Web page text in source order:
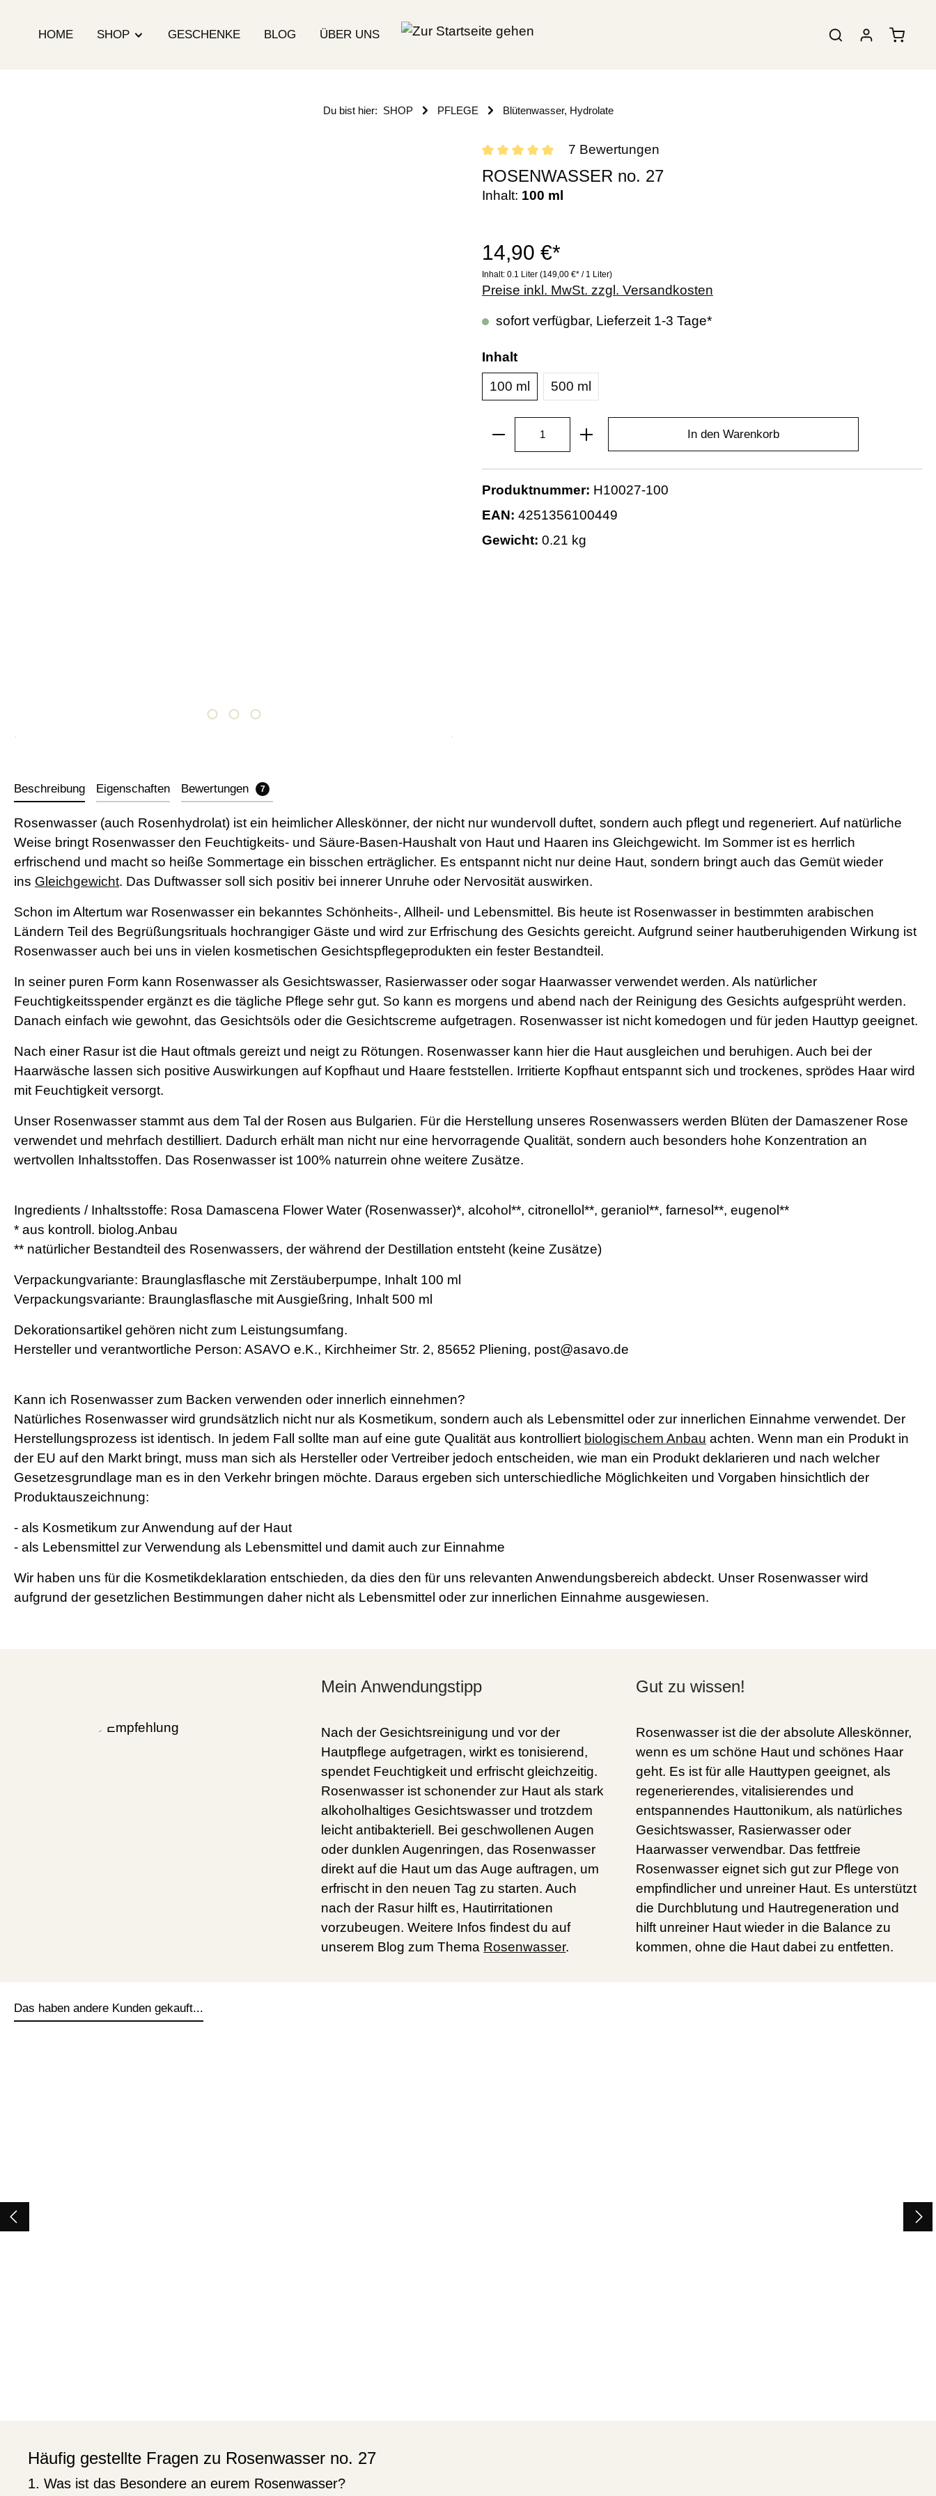
HOME SHOP GESCHENKE BLOG ÜBER UNS
Du bist hier: SHOP PFLEGE Blütenwasser, Hydrolate
7 Bewertungen
ROSENWASSER no. 27
Inhalt: 100 ml
14,90 €*
Inhalt: 0.1 Liter (149,00 €* / 1 Liter)
Preise inkl. MwSt. zzgl. Versandkosten
sofort verfügbar, Lieferzeit 1-3 Tage*
Inhalt
100 ml
500 ml
In den Warenkorb
Produktnummer: H10027-100
EAN: 4251356100449
Gewicht: 0.21 kg
Beschreibung Eigenschaften Bewertungen 7
Rosenwasser (auch Rosenhydrolat) ist ein heimlicher Alleskönner, der nicht nur wundervoll duftet, sondern auch pflegt und regeneriert. Auf natürliche
Weise bringt Rosenwasser den Feuchtigkeits- und Säure-Basen-Haushalt von Haut und Haaren ins Gleichgewicht. Im Sommer ist es herrlich
erfrischend und macht so heiße Sommertage ein bisschen erträglicher. Es entspannt nicht nur deine Haut, sondern bringt auch das Gemüt wieder
ins Gleichgewicht. Das Duftwasser soll sich positiv bei innerer Unruhe oder Nervosität auswirken.
Schon im Altertum war Rosenwasser ein bekanntes Schönheits-, Allheil- und Lebensmittel. Bis heute ist Rosenwasser in bestimmten arabischen
Ländern Teil des Begrüßungsrituals hochrangiger Gäste und wird zur Erfrischung des Gesichts gereicht. Aufgrund seiner hautberuhigenden Wirkung ist
Rosenwasser auch bei uns in vielen kosmetischen Gesichtspflegeprodukten ein fester Bestandteil.
In seiner puren Form kann Rosenwasser als Gesichtswasser, Rasierwasser oder sogar Haarwasser verwendet werden. Als natürlicher
Feuchtigkeitsspender ergänzt es die tägliche Pflege sehr gut. So kann es morgens und abend nach der Reinigung des Gesichts aufgesprüht werden.
Danach einfach wie gewohnt, das Gesichtsöls oder die Gesichtscreme aufgetragen. Rosenwasser ist nicht komedogen und für jeden Hauttyp geeignet.
Nach einer Rasur ist die Haut oftmals gereizt und neigt zu Rötungen. Rosenwasser kann hier die Haut ausgleichen und beruhigen. Auch bei der
Haarwäsche lassen sich positive Auswirkungen auf Kopfhaut und Haare feststellen. Irritierte Kopfhaut entspannt sich und trockenes, sprödes Haar wird
mit Feuchtigkeit versorgt.
Unser Rosenwasser stammt aus dem Tal der Rosen aus Bulgarien. Für die Herstellung unseres Rosenwassers werden Blüten der Damaszener Rose
verwendet und mehrfach destilliert. Dadurch erhält man nicht nur eine hervorragende Qualität, sondern auch besonders hohe Konzentration an
wertvollen Inhaltsstoffen. Das Rosenwasser ist 100% naturrein ohne weitere Zusätze.
Ingredients / Inhaltsstoffe: Rosa Damascena Flower Water (Rosenwasser)*, alcohol**, citronellol**, geraniol**, farnesol**, eugenol**
* aus kontroll. biolog.Anbau
** natürlicher Bestandteil des Rosenwassers, der während der Destillation entsteht (keine Zusätze)
Verpackungvariante: Braunglasflasche mit Zerstäuberpumpe, Inhalt 100 ml
Verpackungsvariante: Braunglasflasche mit Ausgießring, Inhalt 500 ml
Dekorationsartikel gehören nicht zum Leistungsumfang.
Hersteller und verantwortliche Person: ASAVO e.K., Kirchheimer Str. 2, 85652 Pliening, post@asavo.de
Kann ich Rosenwasser zum Backen verwenden oder innerlich einnehmen?
Natürliches Rosenwasser wird grundsätzlich nicht nur als Kosmetikum, sondern auch als Lebensmittel oder zur innerlichen Einnahme verwendet. Der
Herstellungsprozess ist identisch. In jedem Fall sollte man auf eine gute Qualität aus kontrolliert biologischem Anbau achten. Wenn man ein Produkt in
der EU auf den Markt bringt, muss man sich als Hersteller oder Vertreiber jedoch entscheiden, wie man ein Produkt deklarieren und nach welcher
Gesetzesgrundlage man es in den Verkehr bringen möchte. Daraus ergeben sich unterschiedliche Möglichkeiten und Vorgaben hinsichtlich der
Produktauszeichnung:
- als Kosmetikum zur Anwendung auf der Haut
- als Lebensmittel zur Verwendung als Lebensmittel und damit auch zur Einnahme
Wir haben uns für die Kosmetikdeklaration entschieden, da dies den für uns relevanten Anwendungsbereich abdeckt. Unser Rosenwasser wird
aufgrund der gesetzlichen Bestimmungen daher nicht als Lebensmittel oder zur innerlichen Einnahme ausgewiesen.
Mein Anwendungstipp
Nach der Gesichtsreinigung und vor der
Hautpflege aufgetragen, wirkt es tonisierend,
spendet Feuchtigkeit und erfrischt gleichzeitig.
Rosenwasser ist schonender zur Haut als stark
alkoholhaltiges Gesichtswasser und trotzdem
leicht antibakteriell. Bei geschwollenen Augen
oder dunklen Augenringen, das Rosenwasser
direkt auf die Haut um das Auge auftragen, um
erfrischt in den neuen Tag zu starten. Auch
nach der Rasur hilft es, Hautirritationen
vorzubeugen. Weitere Infos findest du auf
unserem Blog zum Thema Rosenwasser.
Gut zu wissen!
Rosenwasser ist die der absolute Alleskönner,
wenn es um schöne Haut und schönes Haar
geht. Es ist für alle Hauttypen geeignet, als
regenerierendes, vitalisierendes und
entspannendes Hauttonikum, als natürliches
Gesichtswasser, Rasierwasser oder
Haarwasser verwendbar. Das fettfreie
Rosenwasser eignet sich gut zur Pflege von
empfindlicher und unreiner Haut. Es unterstützt
die Durchblutung und Hautregeneration und
hilft unreiner Haut wieder in die Balance zu
kommen, ohne die Haut dabei zu entfetten.
Das haben andere Kunden gekauft...
Häufig gestellte Fragen zu Rosenwasser no. 27
1. Was ist das Besondere an eurem Rosenwasser?